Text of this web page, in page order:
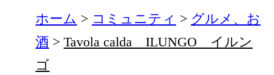
ホーム コミュニティ
グルメ、お
酒
Tavola calda ILUNGO イルン
ゴ